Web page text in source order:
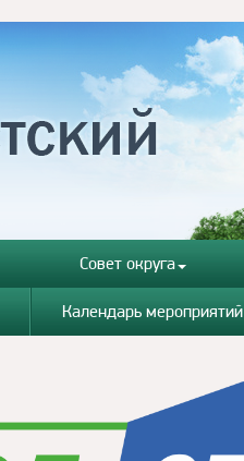
Совет округа
Календарь мероприятий